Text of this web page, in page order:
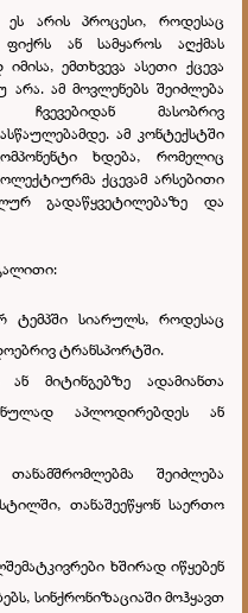
ეს არის პროცესი, როდესაც
ფიქრს ან სამყაროს აღქმას
ემთხვევა ასეთი ქცევა
ამ მოვლენებს შეიძლება
მასობრივ
ამ კონტექსტში
ხდება, რომელიც
ქცევამ არსებითი
გადაწყვეტილებაზე და
ტემპში სიარულს, როდესაც
ტრანსპორტში.
ან მიტინგებზე ადამიანთა
აპლოდირებდეს ან
შეიძლება
თანაშეეწყონ საერთო
ხშირად იწყებენ
სინქრონიზაციაში მოჰყავთ